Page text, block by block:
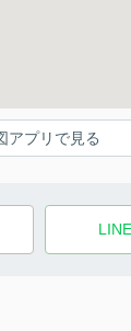
アプリで見る